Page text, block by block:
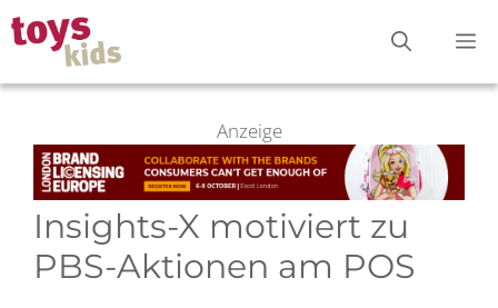
Zum
Inhalt
springen
Anzeige
Insights-X motiviert zu
PBS-Aktionen am POS